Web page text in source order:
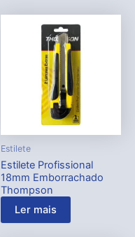
Estilete
Estilete Profissional
18mm Emborrachado
Thompson
Ler mais